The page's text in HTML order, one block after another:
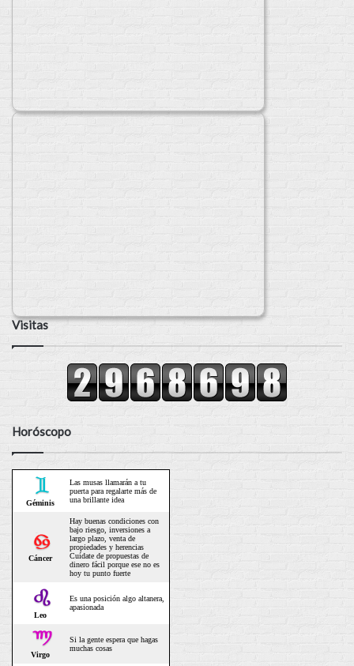
Visitas
Horóscopo